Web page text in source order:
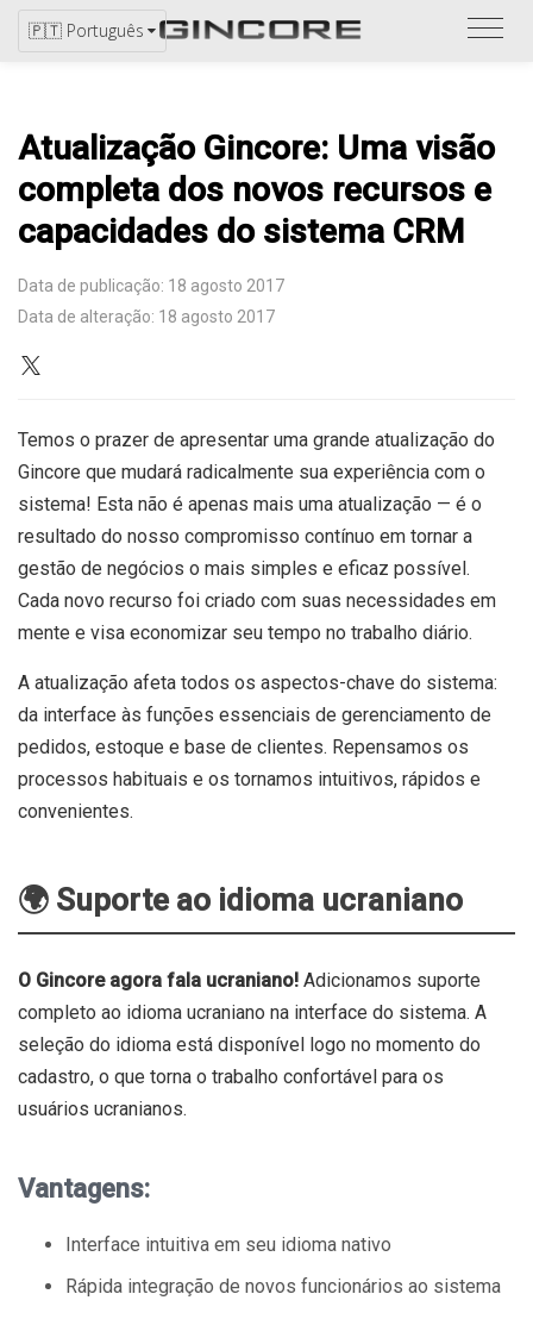
🇵🇹 Português
Ver
Atualização Gincore: Uma visão
completa dos novos recursos e
capacidades do sistema CRM
Data de publicação: 18 agosto 2017
Data de alteração: 18 agosto 2017
Temos o prazer de apresentar uma grande atualização do
Gincore que mudará radicalmente sua experiência com o
sistema! Esta não é apenas mais uma atualização — é o
resultado do nosso compromisso contínuo em tornar a
gestão de negócios o mais simples e eficaz possível.
Cada novo recurso foi criado com suas necessidades em
mente e visa economizar seu tempo no trabalho diário.
A atualização afeta todos os aspectos-chave do sistema:
da interface às funções essenciais de gerenciamento de
pedidos, estoque e base de clientes. Repensamos os
processos habituais e os tornamos intuitivos, rápidos e
convenientes.
🌍 Suporte ao idioma ucraniano
O Gincore agora fala ucraniano! Adicionamos suporte
completo ao idioma ucraniano na interface do sistema. A
seleção do idioma está disponível logo no momento do
cadastro, o que torna o trabalho confortável para os
usuários ucranianos.
Vantagens:
Interface intuitiva em seu idioma nativo
Rápida integração de novos funcionários ao sistema